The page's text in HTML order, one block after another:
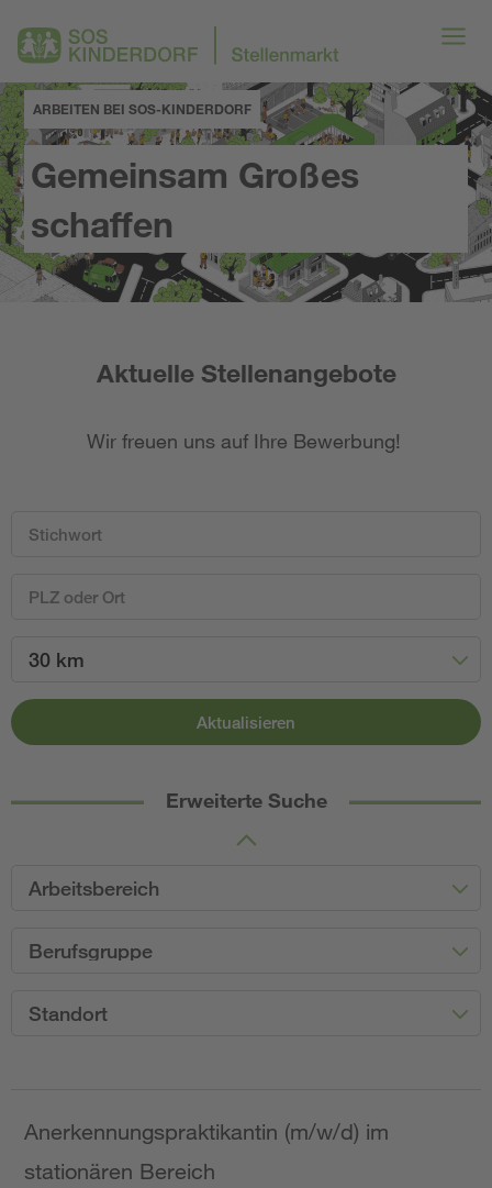
ARBEITEN BEI SOS-KINDERDORF
Gemeinsam Großes
schaffen
Aktuelle Stellenangebote
Wir freuen uns auf Ihre Bewerbung!
30 km
Aktualisieren
Erweiterte Suche
Arbeitsbereich
Berufsgruppe
Standort
Anerkennungspraktikantin (m/w/d) im
stationären Bereich